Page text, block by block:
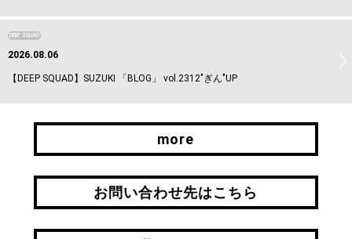
DEEP SQUAD
2026.08.06
【DEEP SQUAD】SUZUKI 「BLOG」 vol.2312"ぎん"UP
more
more
お問い合わせ先はこちら
お問い合わせ先はこちら
引継ぎはこちら